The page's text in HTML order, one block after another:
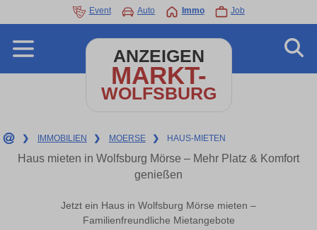
Event Auto Immo Job
ANZEIGEN
MARKT-
WOLFSBURG
❯ IMMOBILIEN ❯ MOERSE ❯ HAUS-MIETEN
Haus mieten in Wolfsburg Mörse – Mehr Platz & Komfort
genießen
Jetzt ein Haus in Wolfsburg Mörse mieten –
Familienfreundliche Mietangebote